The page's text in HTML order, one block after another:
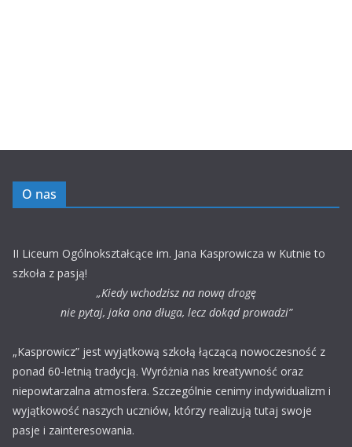
O nas
II Liceum Ogólnokształcące im. Jana Kasprowicza w Kutnie to
szkoła z pasją!
„Kiedy wchodzisz na nową drogę
nie pytaj, jaka ona długa, lecz dokąd prowadzi”
„Kasprowicz” jest wyjątkową szkołą łączącą nowoczesność z
ponad 60-letnią tradycją. Wyróżnia nas kreatywność oraz
niepowtarzalna atmosfera. Szczególnie cenimy indywidualizm i
wyjątkowość naszych uczniów, którzy realizują tutaj swoje
pasje i zainteresowania.